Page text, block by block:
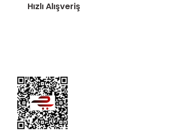
Hızlı Alışveriş